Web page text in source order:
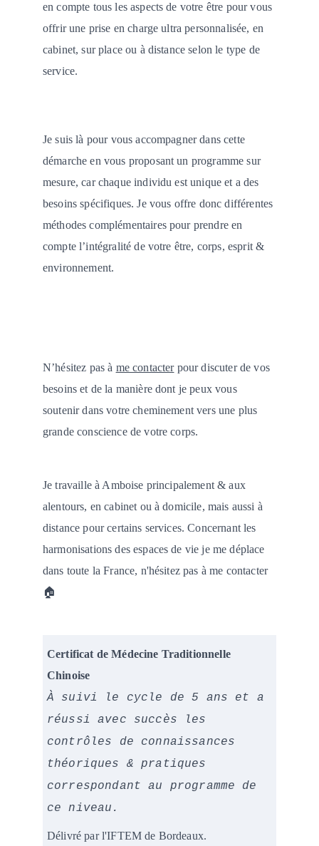
N’hésitez pas à me contacter pour discuter de vos
besoins et de la manière dont je peux vous
soutenir dans votre cheminement vers une plus
grande conscience de votre corps.
en compte tous les aspects de votre être pour vous
offrir une prise en charge ultra personnalisée, en
cabinet, sur place ou à distance selon le type de
service.
Je travaille à Amboise principalement & aux
alentours, en cabinet ou à domicile, mais aussi à
distance pour certains services. Concernant les
harmonisations des espaces de vie je me déplace
dans toute la France, n'hésitez pas à me contacter
🏠
Je suis là pour vous accompagner dans cette
démarche en vous proposant un programme sur
mesure, car chaque individu est unique et a des
besoins spécifiques. Je vous offre donc différentes
méthodes complémentaires pour prendre en
compte l’intégralité de votre être, corps, esprit &
environnement.
Certificat de Médecine Traditionnelle
Chinoise
À suivi le cycle de 5 ans et a
réussi avec succès les
contrôles de connaissances
théoriques & pratiques
correspondant au programme de
ce niveau.
Délivré par l'IFTEM de Bordeaux.